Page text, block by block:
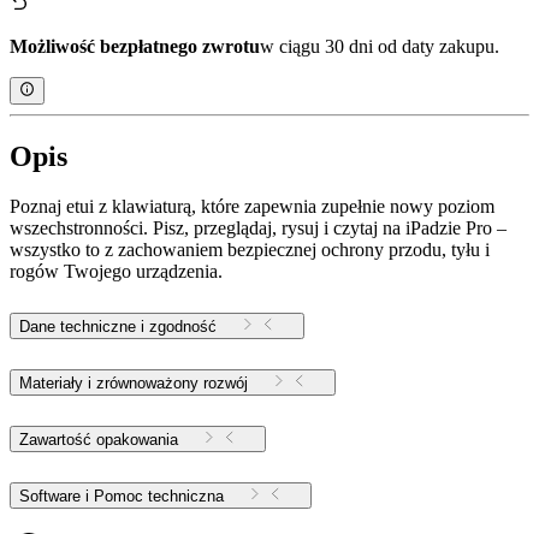
Możliwość bezpłatnego zwrotuw ciągu 30 dni od daty zakupu.
Opis
Poznaj etui z klawiaturą, które zapewnia zupełnie nowy poziom
wszechstronności. Pisz, przeglądaj, rysuj i czytaj na iPadzie Pro –
wszystko to z zachowaniem bezpiecznej ochrony przodu, tyłu i
rogów Twojego urządzenia.
Dane techniczne i zgodność
Materiały i zrównoważony rozwój
Zawartość opakowania
Software i Pomoc techniczna